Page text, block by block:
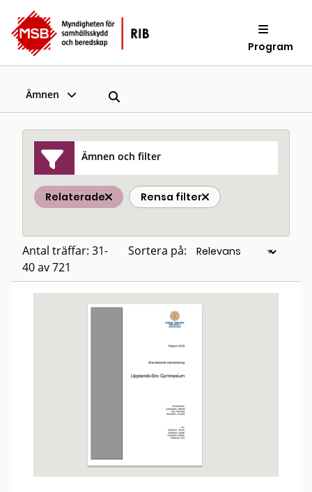
Program
Ämnen
Ämnen och filter
Relaterade Rensa filter
Antal träffar: 31-
40 av 721
Sortera på: